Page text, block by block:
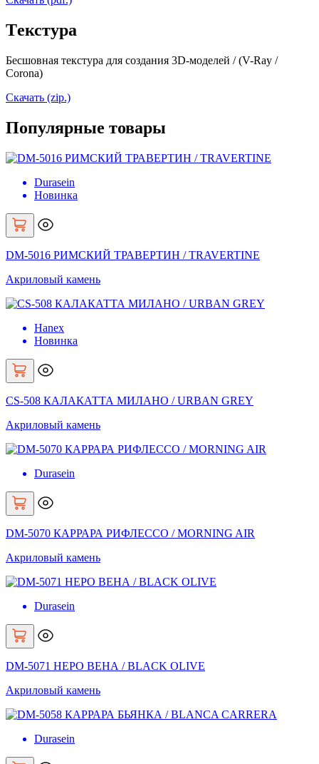
Tекстура
Бесшовная текстура для создания 3D-моделей / (V-Ray /
Corona)
Скачать (zip.)
Популярные товары
Durasein
Новинка
DM-5016 РИМСКИЙ ТРАВЕРТИН / TRAVERTINE
Акриловый камень
Hanex
Новинка
CS-508 КАЛАКАТТА МИЛАНО / URBAN GREY
Акриловый камень
Durasein
DM-5070 КАРРАРА РИФЛЕССО / MORNING AIR
Акриловый камень
Durasein
DM-5071 НЕРО ВЕНА / BLACK OLIVE
Акриловый камень
Durasein